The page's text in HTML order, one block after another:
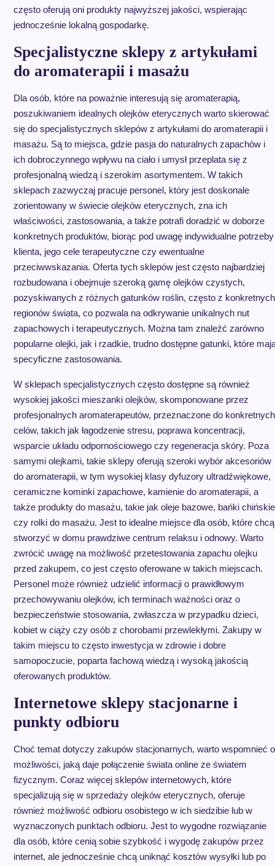
często oferują oni produkty najwyższej jakości, wspierając
jednocześnie lokalną gospodarkę.
Specjalistyczne sklepy z artykułami
do aromaterapii i masażu
Dla osób, które na poważnie interesują się aromaterapią,
poszukiwaniem idealnych olejków eterycznych warto skierować
się do specjalistycznych sklepów z artykułami do aromaterapii i
masażu. Są to miejsca, gdzie pasja do naturalnych zapachów i
ich dobroczynnego wpływu na ciało i umysł przeplata się z
profesjonalną wiedzą i szerokim asortymentem. W takich
sklepach zazwyczaj pracuje personel, który jest doskonale
zorientowany w świecie olejków eterycznych, zna ich
właściwości, zastosowania, a także potrafi doradzić w doborze
konkretnych produktów, biorąc pod uwagę indywidualne potrzeby
klienta, jego cele terapeutyczne czy ewentualne
przeciwwskazania. Oferta tych sklepów jest często najbardziej
rozbudowana i obejmuje szeroką gamę olejków czystych,
pozyskiwanych z różnych gatunków roślin, często z konkretnych
regionów świata, co pozwala na odkrywanie unikalnych nut
zapachowych i terapeutycznych. Można tam znaleźć zarówno
popularne olejki, jak i rzadkie, trudno dostępne gatunki, które
specyficzne zastosowania.
W sklepach specjalistycznych często dostępne są również
wysokiej jakości mieszanki olejków, skomponowane przez
profesjonalnych aromaterapeutów, przeznaczone do konkretnych
celów, takich jak łagodzenie stresu, poprawa koncentracji,
wsparcie układu odpornościowego czy regeneracja skóry. Poza
samymi olejkami, takie sklepy oferują szeroki wybór akcesoriów
do aromaterapii, w tym wysokiej klasy dyfuzory ultradźwiękowe,
ceramiczne kominki zapachowe, kamienie do aromaterapii, a
także produkty do masażu, takie jak oleje bazowe, bańki chińskie
czy rolki do masażu. Jest to idealne miejsce dla osób, które chcą
stworzyć w domu prawdziwe centrum relaksu i odnowy. Warto
zwrócić uwagę na możliwość przetestowania zapachu olejku
przed zakupem, co jest często oferowane w takich miejscach.
Personel może również udzielić informacji o prawidłowym
przechowywaniu olejków, ich terminach ważności oraz o
bezpieczeństwie stosowania, zwłaszcza w przypadku dzieci,
kobiet w ciąży czy osób z chorobami przewlekłymi. Zakupy w
takim miejscu to często inwestycja w zdrowie i dobre
samopoczucie, poparta fachową wiedzą i wysoką jakością
oferowanych produktów.
Internetowe sklepy stacjonarne i
punkty odbioru
Choć temat dotyczy zakupów stacjonarnych, warto wspomnieć o
możliwości, jaką daje połączenie świata online ze światem
fizycznym. Coraz więcej sklepów internetowych, które
specjalizują się w sprzedaży olejków eterycznych, oferuje
również możliwość odbioru osobistego w ich siedzibie lub w
wyznaczonych punktach odbioru. Jest to wygodne rozwiązanie
dla osób, które cenią sobie szybkość i wygodę zakupów przez
internet, ale jednocześnie chcą uniknąć kosztów wysyłki lub po